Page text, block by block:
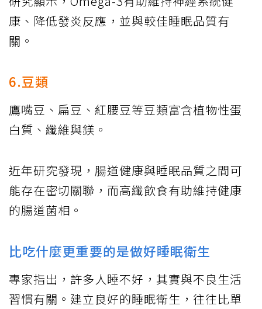
康、降低發炎反應，並與較佳睡眠品質有
關。
6.豆類
鷹嘴豆、扁豆、紅腰豆等豆類富含植物性蛋
白質、纖維與鎂。
近年研究發現，腸道健康與睡眠品質之間可
能存在密切關聯，而高纖飲食有助維持健康
的腸道菌相。
比吃什麼更重要的是做好睡眠衛生
專家指出，許多人睡不好，其實與不良生活
習慣有關。建立良好的睡眠衛生，往往比單